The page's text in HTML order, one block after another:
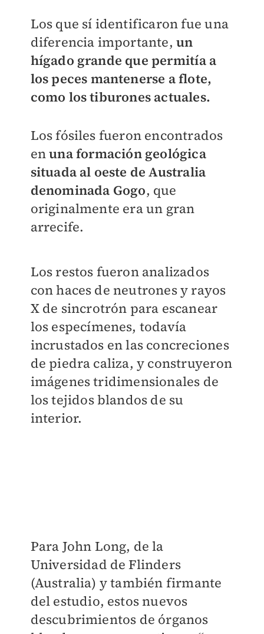
Los que sí identificaron fue una
diferencia importante,un
hígado grande que permitía a
los peces mantenerse a flote,
como los tiburones actuales.
Los fósiles fueron encontrados
enuna formación geológica
situada al oeste de Australia
denominada Gogo, que
originalmente era un gran
arrecife.
Los restos fueron analizados
con haces de neutrones y rayos
X de sincrotrón para escanear
los especímenes, todavía
incrustados en las concreciones
de piedra caliza, y construyeron
imágenes tridimensionales de
los tejidos blandos de su
interior.
Para John Long, de la
Universidad de Flinders
(Australia) y también firmante
del estudio, estos nuevos
descubrimientos de órganos